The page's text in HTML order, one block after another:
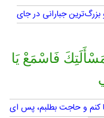
جبارانى در جاى
فَاسْمَعْ يَا
كنم و حاجت بطلبم، پس اى